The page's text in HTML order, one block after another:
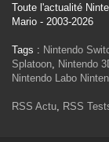
Toute l'actualité
Mario - 2003-2026
Tags : Nintendo
Splatoon, Nintendo
Nintendo Labo
RSS Actu, RSS